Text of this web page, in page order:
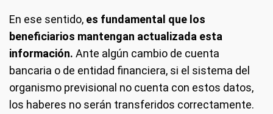
En ese sentido, es fundamental que los
beneficiarios mantengan actualizada esta
información. Ante algún cambio de cuenta
bancaria o de entidad financiera, si el sistema del
organismo previsional no cuenta con estos datos,
los haberes no serán transferidos correctamente.